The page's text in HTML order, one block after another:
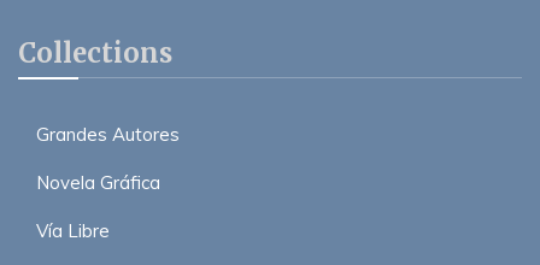
Collections
Grandes Autores
Novela Gráfica
Vía Libre